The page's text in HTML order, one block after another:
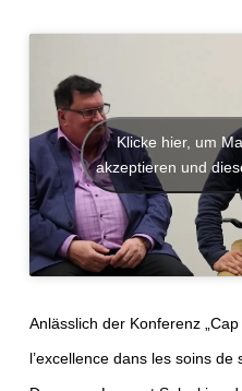
Klicke hier, um
akzeptieren und
Anlässlich der Konferenz
l’excellence dans les soins